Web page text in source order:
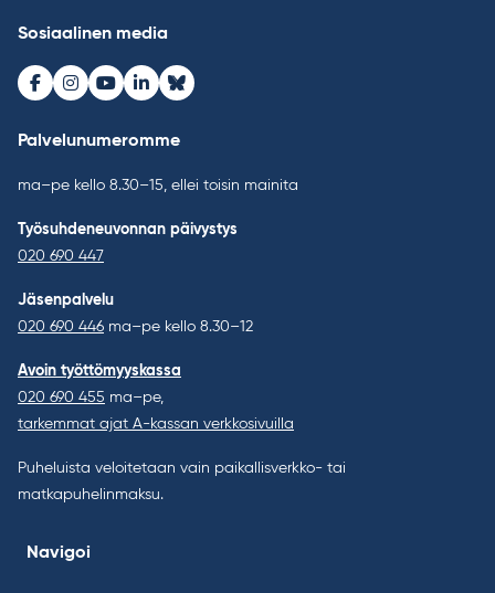
Sosiaalinen media
Facebook
Instagram
Youtube
LinkedInBluesky
Palvelunumeromme
ma–pe kello 8.30–15, ellei toisin mainita
Työsuhdeneuvonnan päivystys
020 690 447
Jäsenpalvelu
020 690 446 ma–pe kello 8.30–12
Avoin työttömyyskassa
020 690 455 ma–pe,
tarkemmat ajat A-kassan verkkosivuilla
Puheluista veloitetaan vain paikallisverkko- tai
matkapuhelinmaksu.
Navigoi